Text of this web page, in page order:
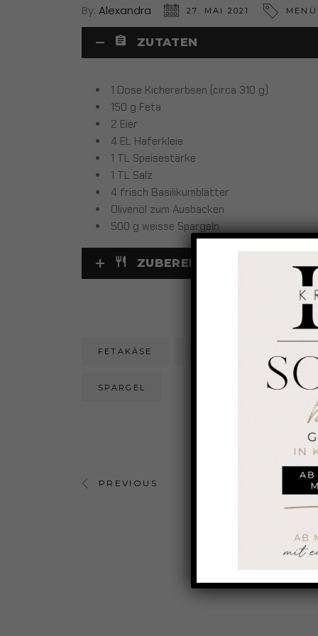
By: Alexandra 27. MAI 2021
ZUTATEN
1 Dose Kichererbsen (circa 310 g)
150 g Feta
2 Eier
4 EL Haferkleie
1 TL Speisestärke
1 TL Salz
4 frisch Basilikumblätter
Olivenöl zum Ausbacken
500 g weisse Spargeln
ZUBEREITUNG
FETAKÄSE
SPARGEL
PREVIOUS